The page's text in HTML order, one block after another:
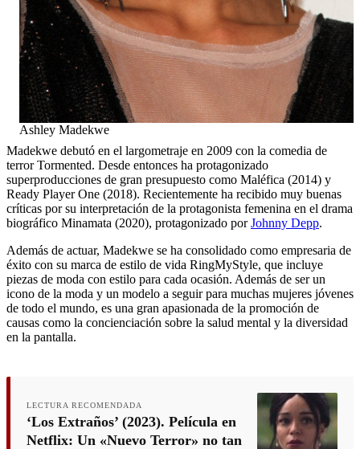
Ashley Madekwe
Madekwe debutó en el largometraje en 2009 con la comedia de
terror Tormented. Desde entonces ha protagonizado
superproducciones de gran presupuesto como Maléfica (2014) y
Ready Player One (2018). Recientemente ha recibido muy buenas
críticas por su interpretación de la protagonista femenina en el drama
biográfico Minamata (2020), protagonizado porJohnny Depp.
Además de actuar, Madekwe se ha consolidado como empresaria de
éxito con su marca de estilo de vida RingMyStyle, que incluye
piezas de moda con estilo para cada ocasión. Además de ser un
icono de la moda y un modelo a seguir para muchas mujeres jóvenes
de todo el mundo, es una gran apasionada de la promoción de
causas como la concienciación sobre la salud mental y la diversidad
en la pantalla.
LECTURA RECOMENDADA
‘Los Extraños’ (2023). Película en
Netflix: Un «Nuevo Terror» no tan